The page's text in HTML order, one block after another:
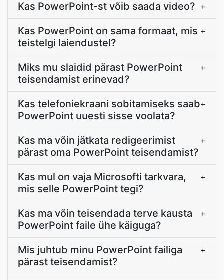
Kas PowerPoint-st võib saada video? +
Kas PowerPoint on sama formaat, mis
teistelgi laiendustel?
+
Miks mu slaidid pärast PowerPoint
teisendamist erinevad?
+
Kas telefoniekraani sobitamiseks saab
PowerPoint uuesti sisse voolata?
+
Kas ma võin jätkata redigeerimist
pärast oma PowerPoint teisendamist?
+
Kas mul on vaja Microsofti tarkvara,
mis selle PowerPoint tegi?
+
Kas ma võin teisendada terve kausta
PowerPoint faile ühe käiguga?
+
Mis juhtub minu PowerPoint failiga
pärast teisendamist?
+